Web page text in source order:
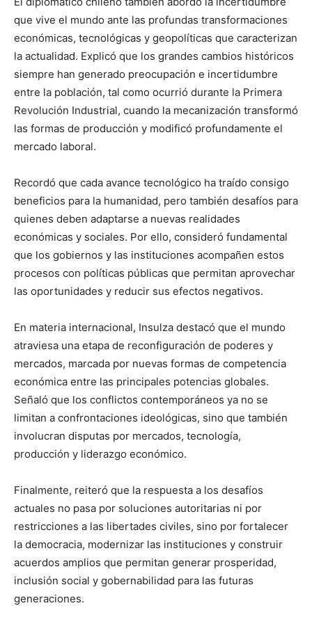
que vive el mundo ante las profundas transformaciones
económicas, tecnológicas y geopolíticas que caracterizan
la actualidad. Explicó que los grandes cambios históricos
siempre han generado preocupación e incertidumbre
entre la población, tal como ocurrió durante la Primera
Revolución Industrial, cuando la mecanización transformó
las formas de producción y modificó profundamente el
mercado laboral.
Recordó que cada avance tecnológico ha traído consigo
beneficios para la humanidad, pero también desafíos para
quienes deben adaptarse a nuevas realidades
económicas y sociales. Por ello, consideró fundamental
que los gobiernos y las instituciones acompañen estos
procesos con políticas públicas que permitan aprovechar
las oportunidades y reducir sus efectos negativos.
En materia internacional, Insulza destacó que el mundo
atraviesa una etapa de reconfiguración de poderes y
mercados, marcada por nuevas formas de competencia
económica entre las principales potencias globales.
Señaló que los conflictos contemporáneos ya no se
limitan a confrontaciones ideológicas, sino que también
involucran disputas por mercados, tecnología,
producción y liderazgo económico.
Finalmente, reiteró que la respuesta a los desafíos
actuales no pasa por soluciones autoritarias ni por
restricciones a las libertades civiles, sino por fortalecer
la democracia, modernizar las instituciones y construir
acuerdos amplios que permitan generar prosperidad,
inclusión social y gobernabilidad para las futuras
generaciones.